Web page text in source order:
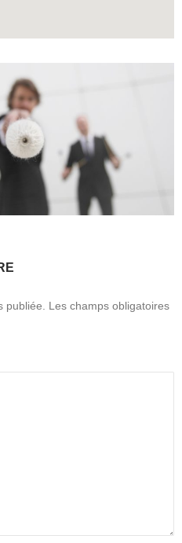
publiée.
Les champs obligatoires